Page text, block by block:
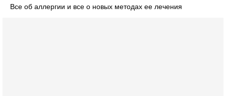
Все об аллергии и все о новых методах ее лечения